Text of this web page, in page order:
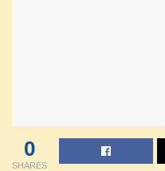
0
SHARES